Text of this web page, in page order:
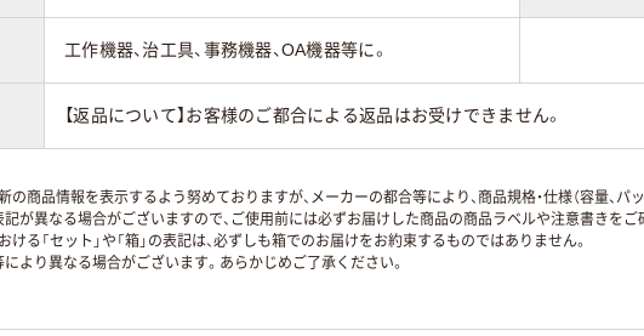
工作機器、治工具、事務機器、OA機器等に。
【返品について】お客様のご都合による返品はお受けできません。
の商品情報を表示するよう努めておりますが、メーカーの都合等により、商品規格・仕様（容量、
が異なる場合がございますので、ご使用前には必ずお届けした商品の商品ラベルや注意書きを
ける「セット」や「箱」の表記は、必ずしも箱でのお届けをお約束するものではありません。
より異なる場合がございます。あらかじめご了承ください。